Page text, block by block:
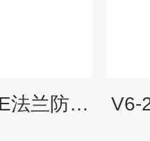
VCBW-3010PTFE法兰防喷罩结构及用途 V6-